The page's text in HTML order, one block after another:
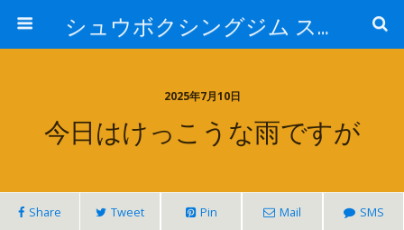
シュウボクシングジム スタッフブログ
2025年7月10日
今日はけっこうな雨ですが
Share Tweet Pin Mail SMS